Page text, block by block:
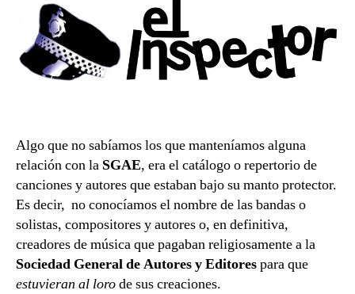
pagar
a
Algo que no sabíamos los que manteníamos alguna
relación con la SGAE, era el catálogo o repertorio de
canciones y autores que estaban bajo su manto protector.
Es decir, no conocíamos el nombre de las bandas o
solistas, compositores y autores o, en definitiva,
creadores de música que pagaban religiosamente a la
Sociedad General de Autores y Editorespara que
estuvieran al lorode sus creaciones.